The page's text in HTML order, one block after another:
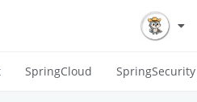
SpringCloud SpringSecurity